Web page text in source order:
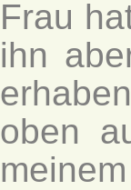
Frau
ihn
oben